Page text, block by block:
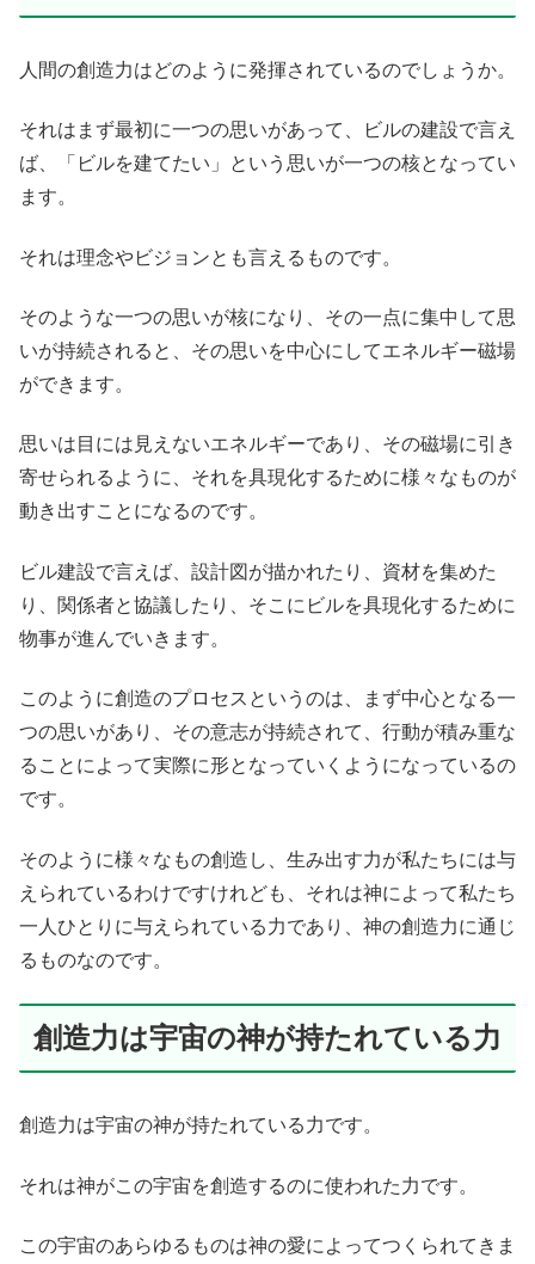
人間の創造力はどのように発揮されているのでしょうか。
それはまず最初に一つの思いがあって、ビルの建設で言え
ば、「ビルを建てたい」という思いが一つの核となってい
ます。
それは理念やビジョンとも言えるものです。
そのような一つの思いが核になり、その一点に集中して思
いが持続されると、その思いを中心にしてエネルギー磁場
ができます。
思いは目には見えないエネルギーであり、その磁場に引き
寄せられるように、それを具現化するために様々なものが
動き出すことになるのです。
ビル建設で言えば、設計図が描かれたり、資材を集めた
り、関係者と協議したり、そこにビルを具現化するために
物事が進んでいきます。
このように創造のプロセスというのは、まず中心となる一
つの思いがあり、その意志が持続されて、行動が積み重な
ることによって実際に形となっていくようになっているの
です。
そのように様々なもの創造し、生み出す力が私たちには与
えられているわけですけれども、それは神によって私たち
一人ひとりに与えられている力であり、神の創造力に通じ
るものなのです。
創造力は宇宙の神が持たれている力
創造力は宇宙の神が持たれている力です。
それは神がこの宇宙を創造するのに使われた力です。
この宇宙のあらゆるものは神の愛によってつくられてきま